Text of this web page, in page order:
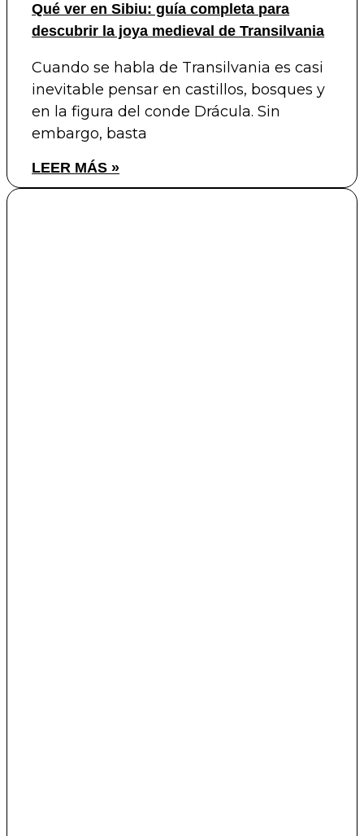
Qué ver en Sibiu: guía completa para
descubrir la joya medieval de Transilvania
Cuando se habla de Transilvania es casi
inevitable pensar en castillos, bosques y
en la figura del conde Drácula. Sin
embargo, basta
LEER MÁS »